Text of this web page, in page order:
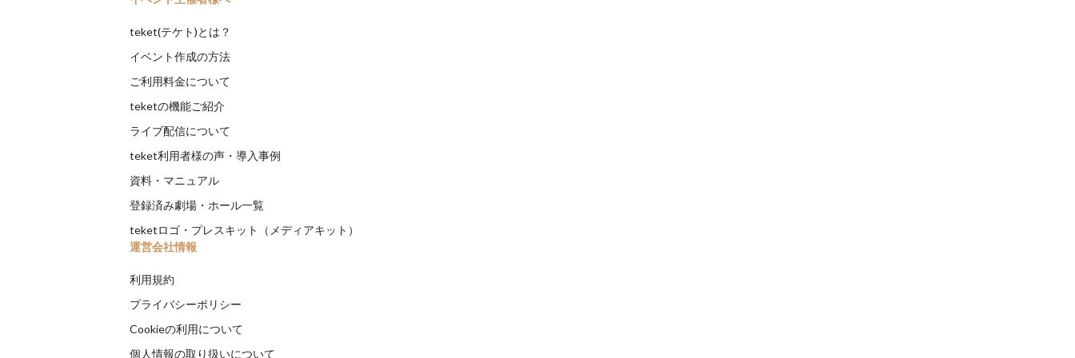
teket(テケト)とは？
イベント作成の方法
ご利用料金について
teketの機能ご紹介
ライブ配信について
teket利用者様の声・導入事例
資料・マニュアル
登録済み劇場・ホール一覧
teketロゴ・プレスキット（メディアキット）
運営会社情報
利用規約
プライバシーポリシー
Cookieの利用について
個人情報の取り扱いについて